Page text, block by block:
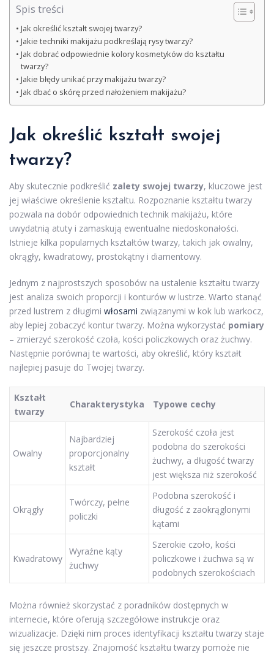
Spis treści
Jak określić kształt swojej twarzy?
Jakie techniki makijażu podkreślają rysy twarzy?
Jak dobrać odpowiednie kolory kosmetyków do kształtu
twarzy?
Jakie błędy unikać przy makijażu twarzy?
Jak dbać o skórę przed nałożeniem makijażu?
Jak określić kształt swojej
twarzy?
Aby skutecznie podkreślić zalety swojej twarzy, kluczowe jest
jej właściwe określenie kształtu. Rozpoznanie kształtu twarzy
pozwala na dobór odpowiednich technik makijażu, które
uwydatnią atuty i zamaskują ewentualne niedoskonałości.
Istnieje kilka popularnych kształtów twarzy, takich jak owalny,
okrągły, kwadratowy, prostokątny i diamentowy.
Jednym z najprostszych sposobów na ustalenie kształtu twarzy
jest analiza swoich proporcji i konturów w lustrze. Warto stanąć
przed lustrem z długimi włosami związanymi w kok lub warkocz,
aby lepiej zobaczyć kontur twarzy. Można wykorzystać pomiary
– zmierzyć szerokość czoła, kości policzkowych oraz żuchwy.
Następnie porównaj te wartości, aby określić, który kształt
najlepiej pasuje do Twojej twarzy.
Kształt
twarzy
Charakterystyka Typowe cechy
Owalny
Najbardziej
proporcjonalny
kształt
Szerokość czoła jest
podobna do szerokości
żuchwy, a długość twarzy
jest większa niż szerokość
Okrągły
Twórczy, pełne
policzki
Podobna szerokość i
długość z zaokrąglonymi
kątami
Kwadratowy
Wyraźne kąty
żuchwy
Szerokie czoło, kości
policzkowe i żuchwa są w
podobnych szerokościach
Można również skorzystać z poradników dostępnych w
internecie, które oferują szczegółowe instrukcje oraz
wizualizacje. Dzięki nim proces identyfikacji kształtu twarzy staje
się jeszcze prostszy. Znajomość kształtu twarzy pomoże nie